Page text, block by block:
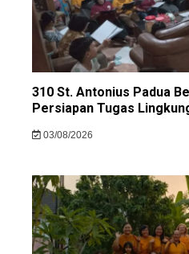
310 St. Antonius Padua
Persiapan Tugas
03/08/2026